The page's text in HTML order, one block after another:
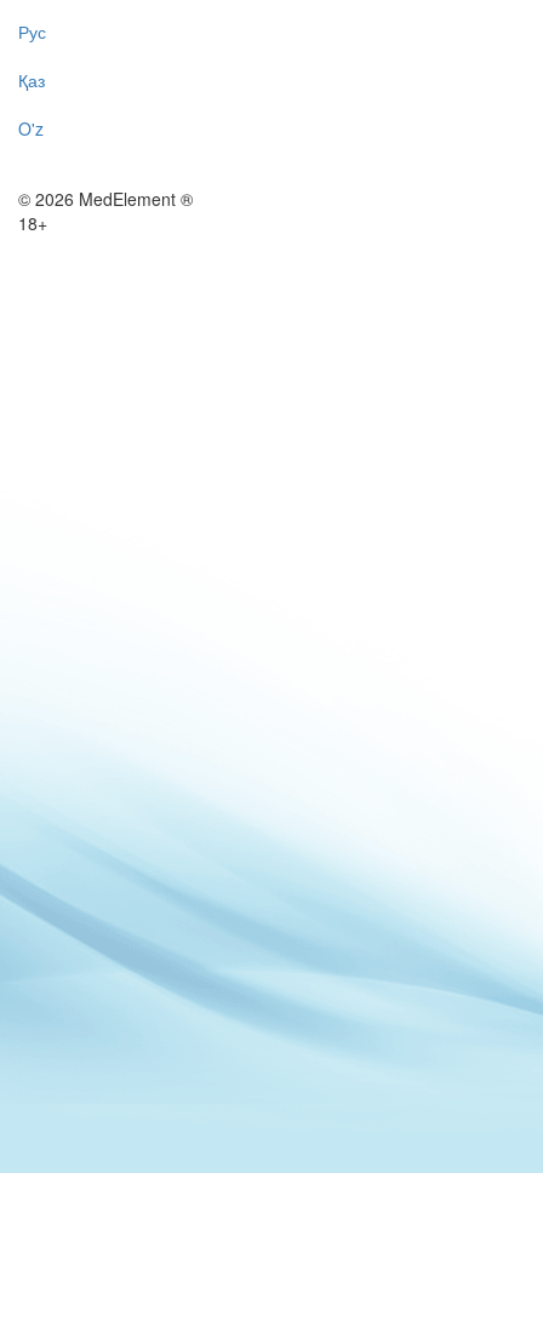
Рус
Қаз
O'z
© 2026 MedElement ®
18+